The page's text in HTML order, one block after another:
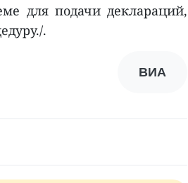
для подачи деклараций,
.
ВИА